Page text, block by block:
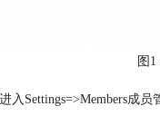
图
入Settings=>Members成